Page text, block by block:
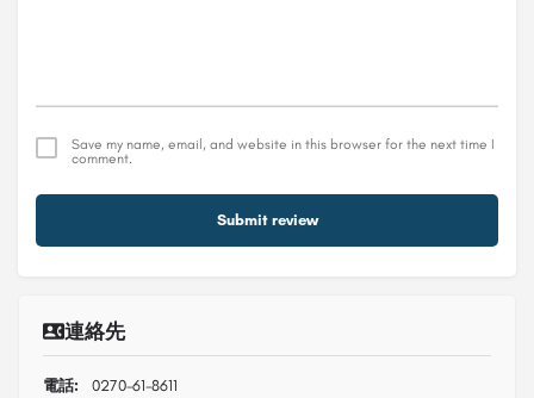
Save my name, email, and website in this browser for the next time I
comment.
Submit review
連絡先
電話: 0270-61-8611